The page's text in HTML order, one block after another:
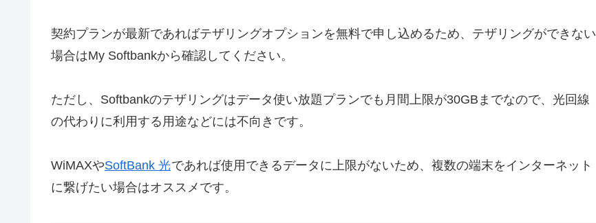
契約プランが最新であればテザリングオプションを無料で申し込めるため、テザリングができない
場合はMy Softbankから確認してください。
ただし、Softbankのテザリングはデータ使い放題プランでも月間上限が30GBまでなので、光回線
の代わりに利用する用途などには不向きです。
WiMAXやSoftBank 光であれば使用できるデータに上限がないため、複数の端末をインターネット
に繋げたい場合はオススメです。